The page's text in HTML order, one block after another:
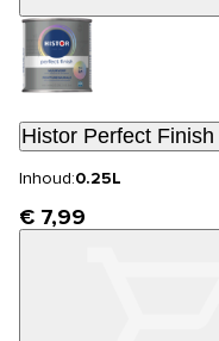
Histor Perfect
Inhoud:0.25L
€ 7,99